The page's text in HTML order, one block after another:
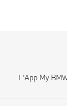
L'App My